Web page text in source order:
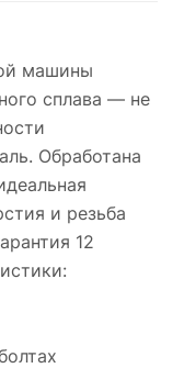
машины
сплава — не
Обработана
и резьба
12